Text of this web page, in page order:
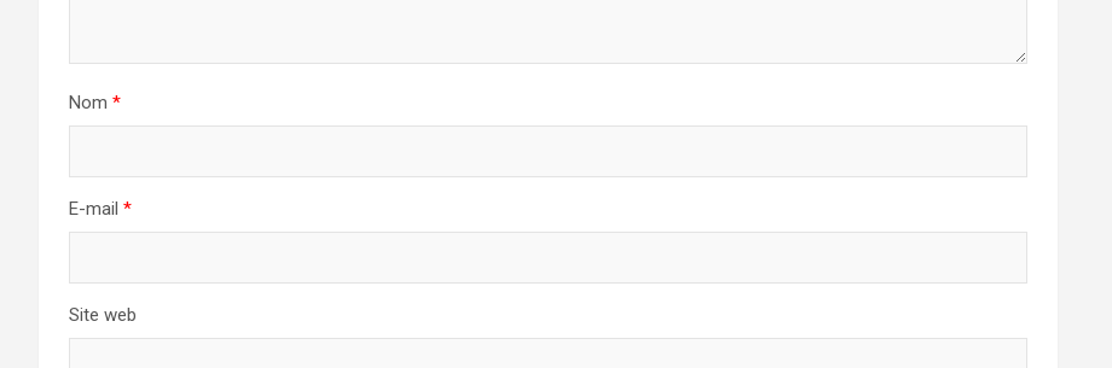
Nom *
E-mail *
Site web